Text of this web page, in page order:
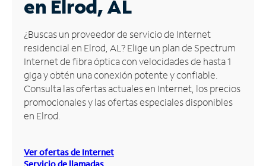
Inglés
Administrar
cuenta
Encuentra
una
tienda
en Elrod, AL
¿Buscas un proveedor de servicio de Internet
residencial en Elrod, AL? Elige un plan de Spectrum
Internet de fibra óptica con velocidades de hasta 1
giga y obtén una conexión potente y confiable.
Consulta las ofertas actuales en Internet, los precios
promocionales y las ofertas especiales disponibles
en Elrod.
Ver ofertas de Internet